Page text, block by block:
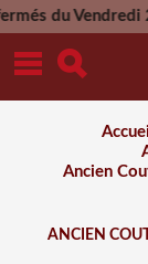
du Vendredi
Accueil
Ancien
ANCIEN